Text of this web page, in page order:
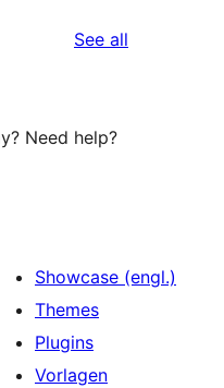
See all
Need help?
Showcase (engl.)
Themes
Plugins
Vorlagen